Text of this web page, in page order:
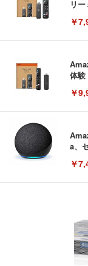
リ
￥
体験
￥
a、
￥
い
キ
ン
(黒
￥
イト
￥
回
￥